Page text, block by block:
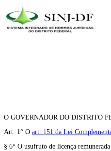
O GOVERNADOR DO DISTRITO
Art. 1° O art. 151 da Lei
§ 6° O usufruto de licença